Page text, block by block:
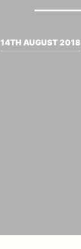
14TH AUGUST 2018